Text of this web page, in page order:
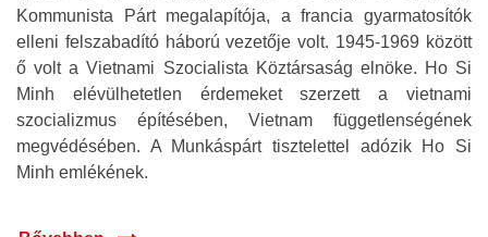
Kommunista Párt megalapítója, a francia gyarmatosítók
elleni felszabadító háború vezetője volt. 1945-1969 között
ő volt a Vietnami Szocialista Köztársaság elnöke. Ho Si
Minh elévülhetetlen érdemeket szerzett a vietnami
szocializmus építésében, Vietnam függetlenségének
megvédésében. A Munkáspárt tisztelettel adózik Ho Si
Minh emlékének.